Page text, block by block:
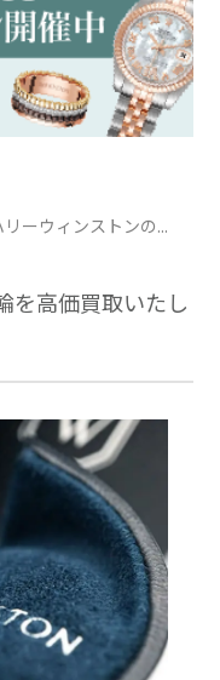
リーウィンストンの...
を高価買取いたし